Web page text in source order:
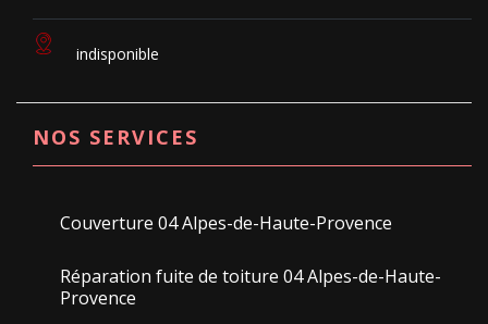
indisponible
NOS SERVICES
Couverture 04 Alpes-de-Haute-Provence
Réparation fuite de toiture 04 Alpes-de-Haute-
Provence